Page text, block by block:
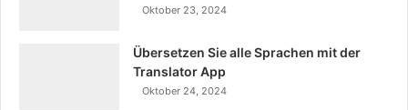
Oktober 23, 2024
Übersetzen Sie alle Sprachen mit der
Translator App
Oktober 24, 2024